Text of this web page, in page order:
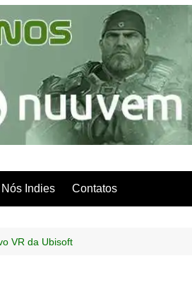
Nós Indies Contatos
VR da Ubisoft